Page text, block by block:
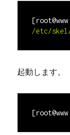
/etc/
起動します。